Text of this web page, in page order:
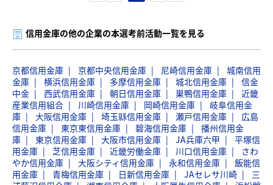
信用金庫の他の企業の本選考前活動一覧を見る
京都信用金庫 京都中央信用金庫 尼崎信用金庫
城南信用
金庫
横浜信用金庫 多摩信用金庫 城北信用金庫
信金
中金
西武信用金庫 朝日信用金庫 巣鴨信用金庫
近畿
産業信用組合
川崎信用金庫 岡崎信用金庫
岐阜信用金
庫
大阪信用金庫 埼玉縣信用金庫 瀬戸信用金庫
広島
信用金庫
東京東信用金庫 碧海信用金庫
播州信用金
庫
東京信用金庫 大阪市信用金庫 JA兵庫六甲
平塚信
用金庫
芝信用金庫 近畿労働金庫 川口信用金庫
さわ
やか信用金庫
大阪シティ信用金庫 永和信用金庫
飯能信
用金庫
青梅信用金庫 日新信用金庫 JAセレサ川崎
三